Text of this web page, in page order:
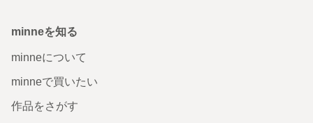
minneを知る
minneについて
minneで買いたい
作品をさがす